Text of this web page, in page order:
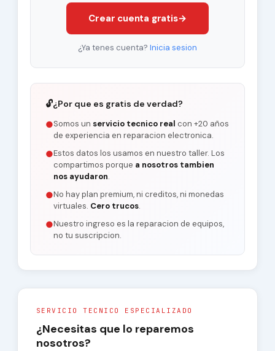
Crear cuenta gratis→
¿Ya tenes cuenta? Inicia sesion
🔓¿Por que es gratis de verdad?
●Somos un servicio tecnico real con +20 años
de experiencia en reparacion electronica.
●Estos datos los usamos en nuestro taller. Los
compartimos porque a nosotros tambien
nos ayudaron.
●No hay plan premium, ni creditos, ni monedas
virtuales. Cero trucos.
●Nuestro ingreso es la reparacion de equipos,
no tu suscripcion.
SERVICIO TECNICO ESPECIALIZADO
¿Necesitas que lo reparemos
nosotros?